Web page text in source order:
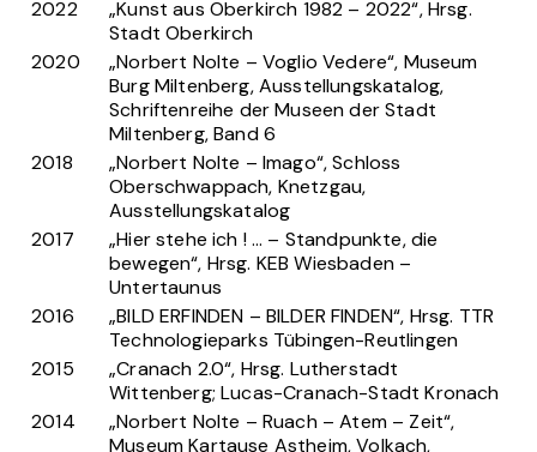
2022
„Kunst aus Oberkirch 1982 – 2022“, Hrsg.
Stadt Oberkirch
2020
„Norbert Nolte – Voglio Vedere“, Museum
Burg Miltenberg, Ausstellungskatalog,
Schriftenreihe der Museen der Stadt
Miltenberg, Band 6
2018
„Norbert Nolte – Imago“, Schloss
Oberschwappach, Knetzgau,
Ausstellungskatalog
2017
„Hier stehe ich ! … – Standpunkte, die
bewegen“, Hrsg. KEB Wiesbaden –
Untertaunus
2016
„BILD ERFINDEN – BILDER FINDEN“, Hrsg. TTR
Technologieparks Tübingen-Reutlingen
2015
„Cranach 2.0“, Hrsg. Lutherstadt
Wittenberg; Lucas-Cranach-Stadt Kronach
2014
„Norbert Nolte – Ruach – Atem – Zeit“,
Museum Kartause Astheim, Volkach,